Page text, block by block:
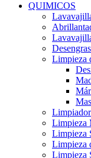
QUIMICOS
Limpieza
Limpieza
Limpieza
Limpieza
Limpieza